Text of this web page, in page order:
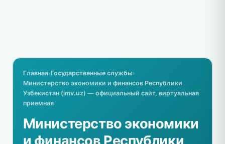
Главная›Государственные службы›
Министерство экономики и финансов Республики
Узбекистан (imv.uz) — официальный сайт, виртуальная
приемная
Министерство экономики
и финансов Республики